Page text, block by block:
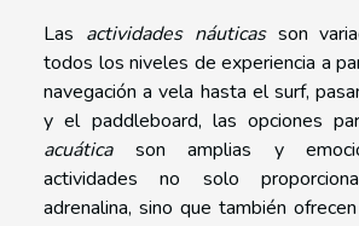
Las actividades náuticasson
todos los niveles de experiencia a
navegación a vela hasta el surf,
y el paddleboard, las opciones
acuáticason amplias y
actividades no solo
adrenalina, sino que también